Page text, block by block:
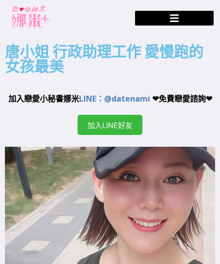
唐小姐 行政助理工作 愛慢跑的
女孩最美
加入戀愛小秘書娜米LINE：@datenami ❤免費戀愛諮詢❤
加入LINE好友